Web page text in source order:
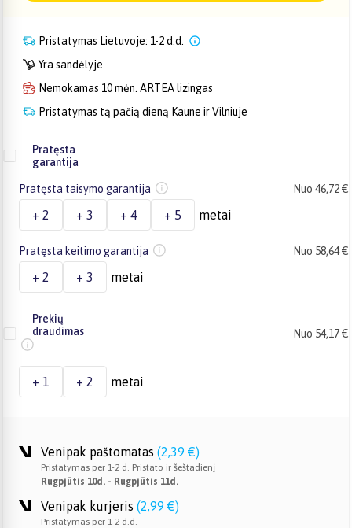
Pristatymas Lietuvoje: 1-2 d.d.
Yra sandėlyje
Nemokamas 10 mėn. ARTEA lizingas
Pristatymas tą pačią dieną Kaune ir Vilniuje
Pratęsta
garantija
Pratęsta taisymo garantija Nuo 46,72 €
+ 2 + 3 + 4 + 5 metai
Pratęsta keitimo garantija Nuo 58,64 €
+ 2 + 3 metai
Prekių
draudimas
Nuo 54,17 €
+ 1 + 2 metai
Venipak paštomatas (2,39 €)
Pristatymas per 1-2 d. Pristato ir šeštadienį
Rugpjūtis 10d. - Rugpjūtis 11d.
Venipak kurjeris (2,99 €)
Pristatymas per 1-2 d.d.